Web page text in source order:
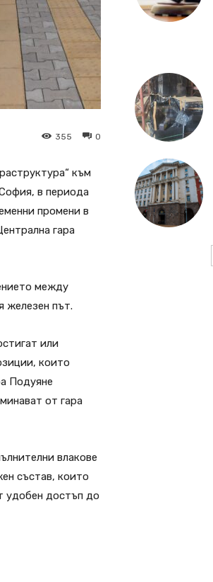
0
355
към
в периода
промени в
гара
между
железен път.
или
които
Подуяне
от гара
влакове
състав, които
удобен достъп до